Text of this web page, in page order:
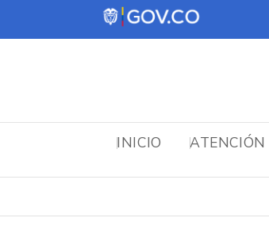
INICIO